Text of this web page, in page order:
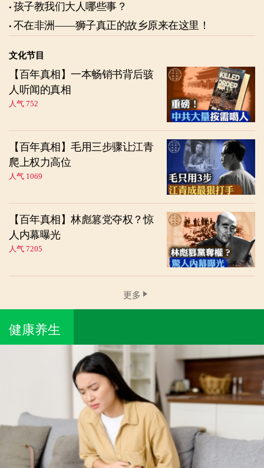
孩子教我们大人哪些事？
不在非洲——狮子真正的故乡原来在这里！
文化节目
【百年真相】一本畅销书背后骇
人听闻的真相
人气 752
【百年真相】毛用三步骤让江青
爬上权力高位
人气 1069
【百年真相】林彪篡党夺权？惊
人内幕曝光
人气 7205
更多
健康养生